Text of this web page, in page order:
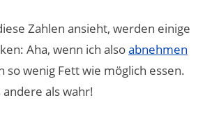
Zahlen ansieht, werden einige
Aha, wenn ich alsoabnehmen
so wenig Fett wie möglich essen.
als wahr!